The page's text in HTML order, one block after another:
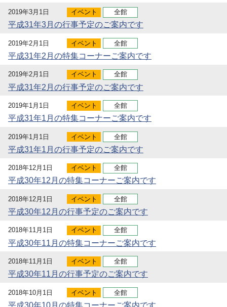
2019年3月1日 イベント 全館
平成31年3月の行事予定のご案内です
2019年2月1日 イベント 全館
平成31年2月の特集コーナーご案内です
2019年2月1日 イベント 全館
平成31年2月の行事予定のご案内です
2019年1月1日 イベント 全館
平成31年1月の特集コーナーご案内です
2019年1月1日 イベント 全館
平成31年1月の行事予定のご案内です
2018年12月1日 イベント 全館
平成30年12月の特集コーナーご案内です
2018年12月1日 イベント 全館
平成30年12月の行事予定のご案内です
2018年11月1日 イベント 全館
平成30年11月の特集コーナーご案内です
2018年11月1日 イベント 全館
平成30年11月の行事予定のご案内です
2018年10月1日 イベント 全館
平成30年10月の特集コーナーご案内です